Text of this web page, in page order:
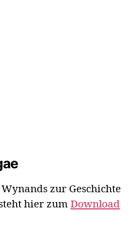
zur Geschichte
hier zum Download